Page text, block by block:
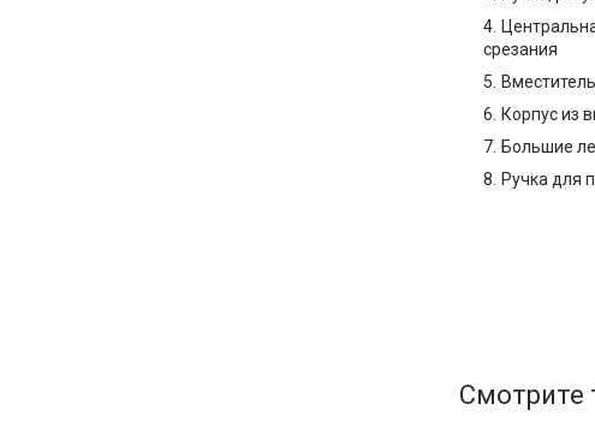
срезания
Корпус из
Большие
Ручка для